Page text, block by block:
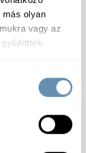
más olyan
vagy az
vcs